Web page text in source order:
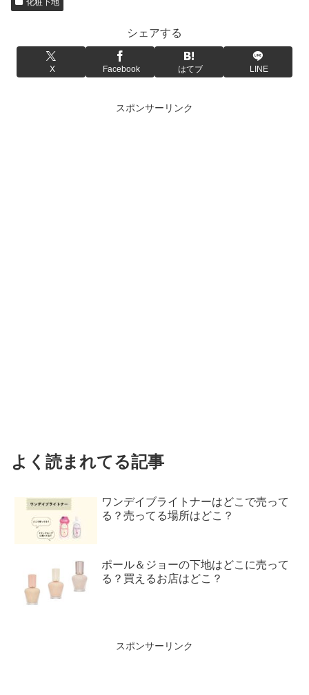
化粧下地
シェアする
X Facebook はてブ LINE
スポンサーリンク
よく読まれてる記事
ワンデイブライトナーはどこで売って
る？売ってる場所はどこ？
ポール＆ジョーの下地はどこに売って
る？買えるお店はどこ？
スポンサーリンク